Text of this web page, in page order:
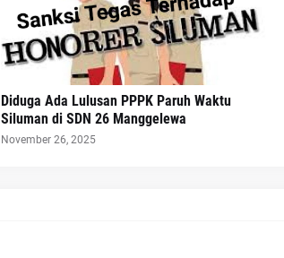
Diduga Ada Lulusan PPPK Paruh Waktu
Siluman di SDN 26 Manggelewa
November 26, 2025